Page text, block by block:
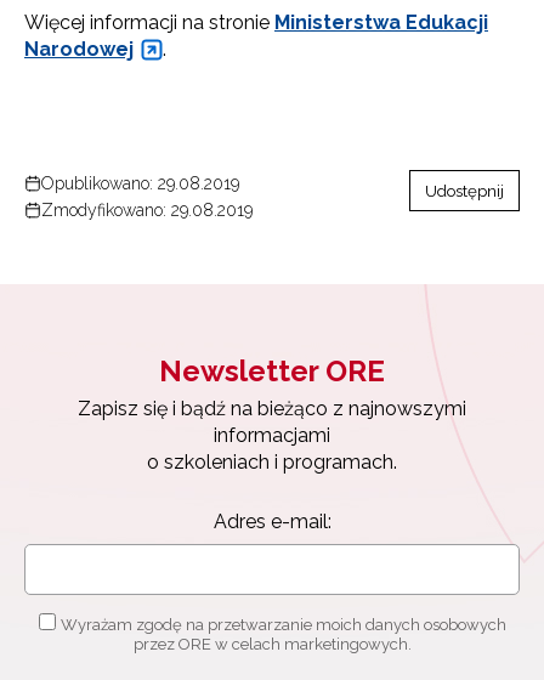
Więcej informacji na stronie Ministerstwa Edukacji
Narodowej
.
Opublikowano: 29.08.2019
Zmodyfikowano: 29.08.2019
Udostępnij
Newsletter ORE
Zapisz się i bądź na bieżąco z najnowszymi
informacjami
o szkoleniach i programach.
Adres e-mail:
Wyrażam zgodę na przetwarzanie moich danych osobowych
przez ORE w celach marketingowych.